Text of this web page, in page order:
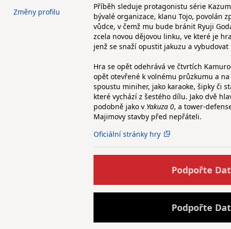
Příběh sleduje protagonistu série
bývalé organizace, klanu Tojo, povolán
vůdce, v čemž mu bude bránit Ryuji
zcela novou dějovou linku, ve které je
jenž se snaží opustit jakuzu a
Hra se opět odehrává ve čtvrtích
opět otevřené k volnému průzkumu a
spoustu miniher, jako karaoke, šipky či
které vychází z šestého dílu. Jako dvě
podobně jako v Yakuza 0, a tower-
Majimovy stavby před nepřáteli.
Oficiální stránky hry
Podpořte
Podpořte
Změny profilu